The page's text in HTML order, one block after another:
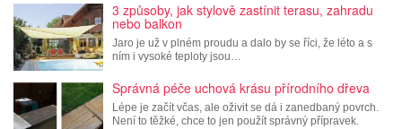
3 způsoby, jak stylově zastínit terasu, zahradu
nebo balkon
Jaro je už v plném proudu a dalo by se říci, že léto a s
ním i vysoké teploty jsou…
Správná péče uchová krásu přírodního dřeva
Lépe je začít včas, ale oživit se dá i zanedbaný povrch.
Není to těžké, chce to jen použít správný přípravek.